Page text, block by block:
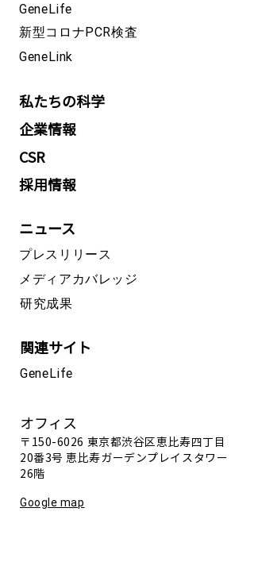
GeneLife
新型コロナPCR検査
GeneLink
私たちの科学
企業情報
CSR
採用情報
ニュース
プレスリリース
メディアカバレッジ
研究成果
関連サイト
GeneLife
オフィス
〒150-6026 東京都渋谷区恵比寿四丁目
20番3号 恵比寿ガーデンプレイスタワー
26階
Google map